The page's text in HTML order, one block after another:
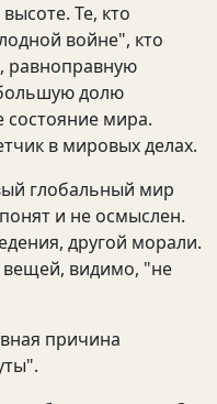
Те, кто
войне", кто
равноправную
долю
состояние мира.
в мировых делах.
глобальный мир
и не осмыслен.
другой морали.
вещей, видимо, "не
причина